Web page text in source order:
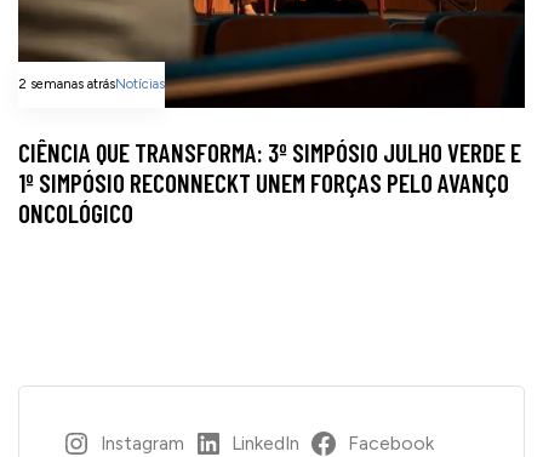
2 semanas atrásNotícias
CIÊNCIA QUE TRANSFORMA: 3º SIMPÓSIO JULHO VERDE E
1º SIMPÓSIO RECONNECKT UNEM FORÇAS PELO AVANÇO
ONCOLÓGICO
Instagram LinkedIn Facebook